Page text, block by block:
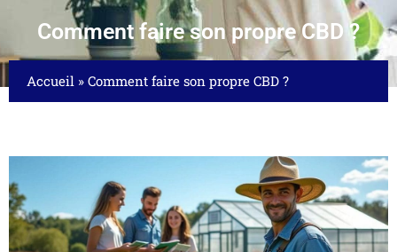
Comment faire son propre CBD ?
Accueil » Comment faire son propre CBD ?